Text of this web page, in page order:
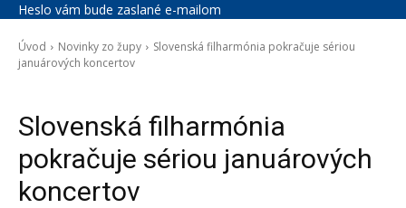
Heslo vám bude zaslané e-mailom
Úvod Novinky zo župy
Slovenská filharmónia pokračuje sériou
januárových koncertov
Slovenská filharmónia
pokračuje sériou januárových
koncertov